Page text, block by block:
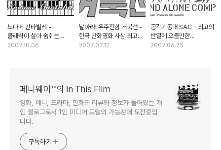
노다메 칸타빌레 -
클래식이 살아 숨쉬는
청춘남녀의 성장 드라마
2007.10.06
날아라! 우주전함 거북선 -
한국 만화영화 사상 최고의
반전을 선사하다
2007.07.12
공각기동대 SAC - 최고의
반열에 오를만한
TV애니메이션
2007.06.25
페니웨이™의 In This Film
영화, 애니, 드라마, 만화의 리뷰와 정보가 들어있는 개
인 블로그로서 1인 미디어 포털의 가능성에 도전중입
니다.
구독하기